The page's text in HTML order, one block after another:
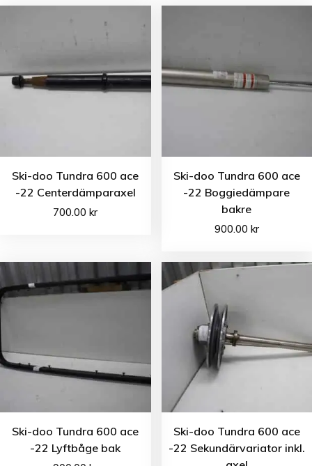
Ski-doo Tundra 600 ace
-22 Centerdämparaxel
700.00kr
Ski-doo Tundra 600 ace
-22 Boggiedämpare
bakre
900.00 kr
Ski-doo Tundra 600 ace
-22 Lyftbåge bak
Ski-doo Tundra 600 ace
-22 Sekundärvariator inkl.